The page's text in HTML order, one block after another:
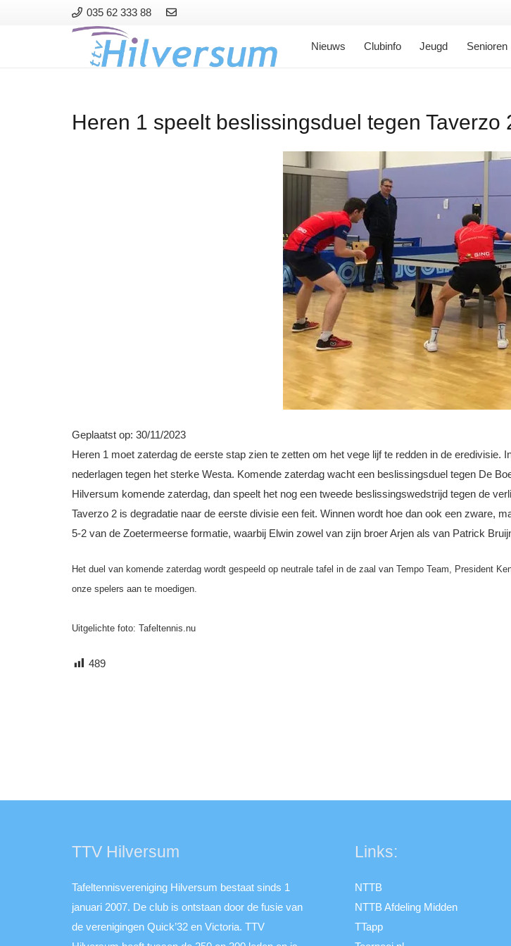
035 62 333 88
Nieuws Clubinfo Jeugd Senioren
Heren 1 speelt beslissingsduel tegen Taverzo
Geplaatst op: 30/11/2023
Heren 1 moet zaterdag de eerste stap zien te zetten om het vege lijf te redden in de eredivisie.
nederlagen tegen het sterke Westa. Komende zaterdag wacht een beslissingsduel tegen De
Hilversum komende zaterdag, dan speelt het nog een tweede beslissingswedstrijd tegen de
Taverzo 2 is degradatie naar de eerste divisie een feit. Winnen wordt hoe dan ook een zware,
5-2 van de Zoetermeerse formatie, waarbij Elwin zowel van zijn broer Arjen als van Patrick
Het duel van komende zaterdag wordt gespeeld op neutrale tafel in de zaal van Tempo Team, President
onze spelers aan te moedigen.
Uitgelichte foto: Tafeltennis.nu
489
TTV Hilversum
Tafeltennisvereniging Hilversum bestaat sinds 1
januari 2007. De club is ontstaan door de fusie van
de verenigingen Quick’32 en Victoria. TTV
Links:
NTTB
NTTB Afdeling Midden
TTapp